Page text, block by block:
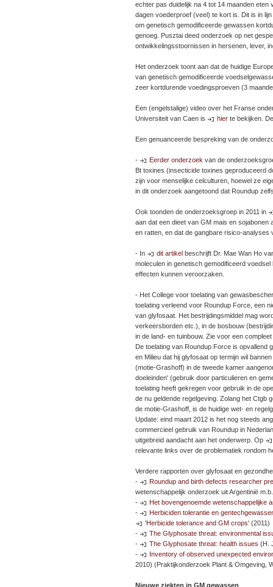
echter pas duidelijk na 4 tot 14 maanden
dagen voederproef (veel) te kort is. Dit is in
om genetisch gemodificeerde gewassen
genoeg. Pusztai deed onderzoek op net
ontwikkelingsstoornissen in hersenen, lever,
Het onderzoek toont aan dat de huidige
van genetisch gemodificeerde
zeer kortdurende voedingsproeven (3
Een (engelstalige) video over het Franse
Universiteit van Caen is
hier te bekijken.
Een genuanceerde bespreking van de
- Eerder onderzoek van de
Bt toxines (insecticide toxines geproduceerd
zijn voor menselijke celculturen, hoewel ze
in dit onderzoek aangetoond dat Roundup
Ook toonden de onderzoeksgroep in 2011 in
aan dat een dieet van GM mais en
en ratten, en dat de gangbare risico-
- In dit artikel beschrijft Dr. Mae Wan Ho
moleculen in genetisch gemodificeerd
effecten kunnen veroorzaken.
- Het College voor toelating van
toelating verleend voor Roundup Force, een
van glyfosaat. Het bestrijdingsmiddel mag
verkeersborden etc.), in de bosbouw
in de land- en tuinbouw. Zie voor een
De toelating van Roundup Force is opvallend
en Milieu dat hij glyfosaat op termijn wil
(motie-Grashoff) in de tweede kamer
doeleinden' (gebruik door particulieren en
toelating heeft gekregen voor gebruik in de
de nu geldende regelgeving. Zolang het Ctgb
de motie-Grashoff, is de huidige wet- en
Update: eind maart 2012 is het nog steeds
commercieel gebruik van Roundup in
uitgebreid aandacht aan het onderwerp. Op
relevante links over de problematiek rondom
Verdere rapporten over glyfosaat en
-
Roundup and birth defects researcher
wetenschappelijk onderzoek uit Argentinië
-
Het bovengenoemde wetenschappelijke
-
Herbiciden tolerantie en
'Herbicide tolerance and GM crops' (2011)
-
The Glyphosate threat: environmental
-
The Glyphosate threat: health issues (H.
-
Inventory of observed unexpected
2010) (Praktijkonderzoek Plant & Omgeving,
Nieuwe ziekten in GM gewassen